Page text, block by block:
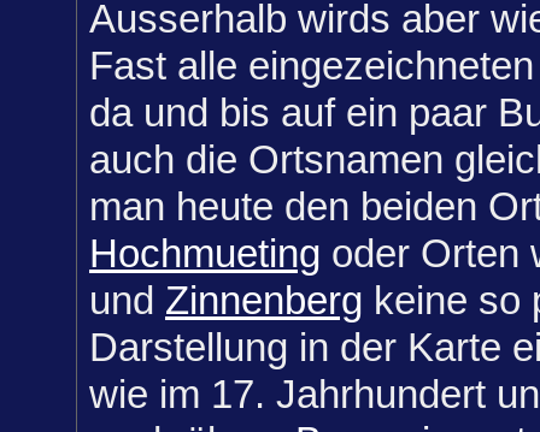
Ausserhalb wirds aber
Fast alle
da und bis auf ein paar
auch die Ortsnamen
man heute den beiden
Hochmueting oder Orten
und Zinnenberg keine so
Darstellung in der Karte
wie im 17. Jahrhundert